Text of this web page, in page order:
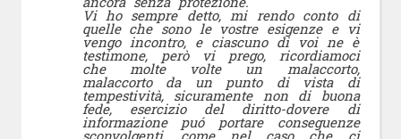
Vi ho sempre detto, mi rendo conto di
quelle che sono le vostre esigenze e vi
vengo incontro, e ciascuno di voi ne è
testimone, però vi prego, ricordiamoci
che molte volte un malaccorto,
malaccorto da un punto di vista di
tempestività, sicuramente non di buona
fede, esercizio del diritto-dovere di
informazione puó portare conseguenze
sconvolgenti, come nel caso che ci